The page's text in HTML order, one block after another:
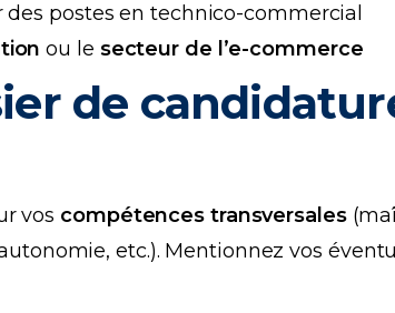
des postes en technico-commercial
ou le secteur de l’e-commerce
de
vos compétences transversales
etc.). Mentionnez vos